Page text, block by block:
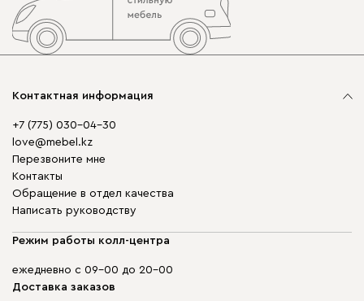
Контактная информация
+7 (775) 030-04-30
love@mebel.kz
Перезвоните мне
Контакты
Обращение в отдел качества
Написать руководству
Режим работы колл-центра
ежедневно с 09-00 до 20-00
Доставка заказов